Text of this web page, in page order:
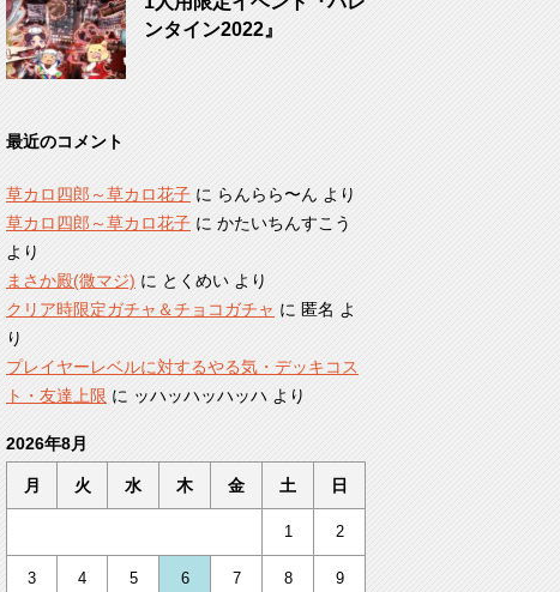
ンタイン2022』
最近のコメント
草カロ四郎～草カロ花子 に らんらら〜ん より
草カロ四郎～草カロ花子 に かたいちんすこう
より
まさか殿(微マジ) に とくめい より
クリア時限定ガチャ＆チョコガチャ に 匿名 よ
り
プレイヤーレベルに対するやる気・デッキコス
ト・友達上限 に ッハッハッハッハ より
2026年8月
月 火 水 木 金 土 日
1 2
3 4 5 6 7 8 9